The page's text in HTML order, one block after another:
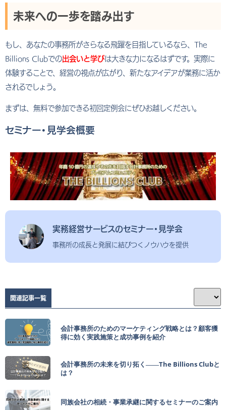
未来への一歩を踏み出す
もし、あなたの事務所がさらなる飛躍を目指しているなら、The
Billions Clubでの出会いと学びは大きな力になるはずです。実際に
体験することで、経営の視点が広がり、新たなアイデアが業務に活か
されるでしょう。
まずは、無料で参加できる初回定例会にぜひお越しください。
セミナー・見学会概要
実務経営サービスのセミナー・見学会
事務所の成長と発展に結びつくノウハウを提供
関連記事一覧
会計事務所のためのマーケティング戦略とは？顧客獲
得に効く実践施策と成功事例を紹介
会計事務所の未来を切り拓く――The Billions Clubと
は？
同族会社の相続・事業承継に関するセミナーのご案内